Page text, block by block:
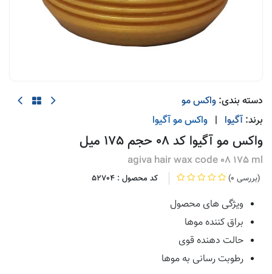
دسته بندی: واکس مو
برند: آگیوا | واکس موآگیوا
واکس مو آگیوا کد 08 حجم 175 میل
agiva hair wax code 08 175 ml
(0 بررسی) کد محصول : 52704
ویژگی های محصول
براق کننده موها
حالت دهنده قوی
رطوبت رسانی به موها